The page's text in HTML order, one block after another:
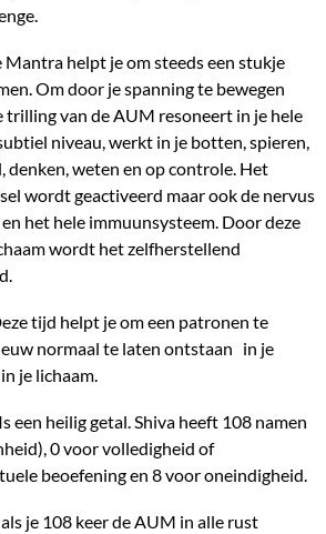
Mantra helpt je om steeds een stukje
Om door je spanning te bewegen
trilling van de AUM resoneert in je hele
niveau, werkt in je botten, spieren,
denken, weten en op controle. Het
wordt geactiveerd maar ook de nervus
het hele immuunsysteem. Door deze
wordt het zelfherstellend
tijd helpt je om een patronen te
normaal te laten ontstaan in je
je lichaam.
een heilig getal. Shiva heeft 108 namen
0 voor volledigheid of
beoefening en 8 voor oneindigheid.
je 108 keer de AUM in alle rust